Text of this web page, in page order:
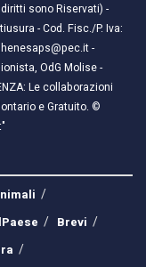
sono Riservati) -
- Cod. Fisc./P. Iva:
-
OdG Molise -
Le collaborazioni
e Gratuito. ©
Brevi